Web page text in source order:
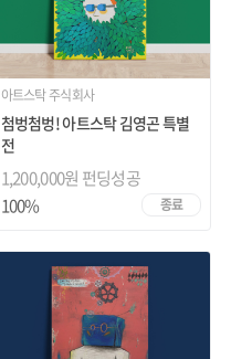
아트스탁 주식회사
첨벙첨벙! 아트스탁 김영곤 특별
전
1,200,000원 펀딩성공
종료
100%